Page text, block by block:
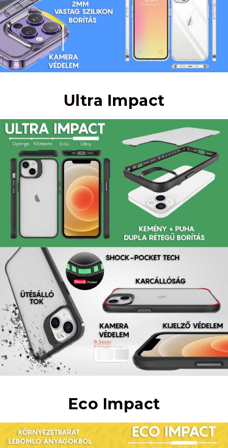
Ultra Impact
Eco Impact